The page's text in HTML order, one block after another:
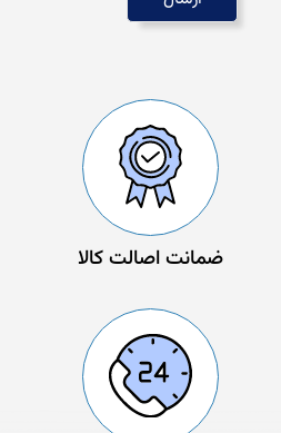
ضمانت اصالت کالا